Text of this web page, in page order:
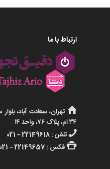
ارتباط با ما
تهران، سعادت آباد،
۳۴ ام، پلاک ۷۶، واحد ۱۴
تلفن : 22149618 – 021
فکس : 22149657 – 021